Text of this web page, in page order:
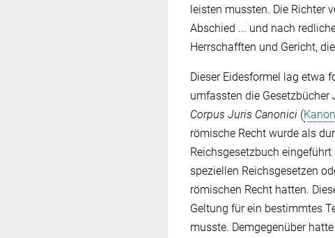
leisten mussten. Die Richter
Abschied ... und nach
Herrschafften und Gericht,
Dieser Eidesformel lag etwa
umfassten die Gesetzbücher
Corpus Juris Canonici (
römische Recht wurde als
Reichsgesetzbuch
speziellen Reichsgesetzen
römischen Recht hatten.
Geltung für ein bestimmtes
musste. Demgegenüber